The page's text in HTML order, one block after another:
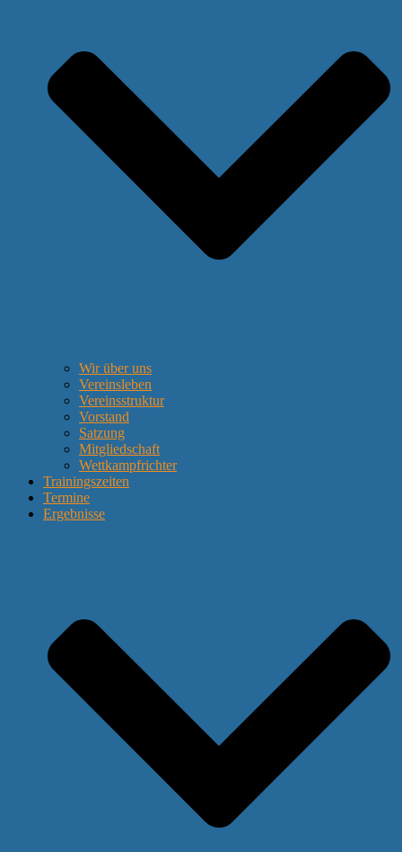
Wir über uns
Vereinsleben
Vereinsstruktur
Vorstand
Satzung
Mitgliedschaft
Wettkampfrichter
Trainingszeiten
Termine
Ergebnisse